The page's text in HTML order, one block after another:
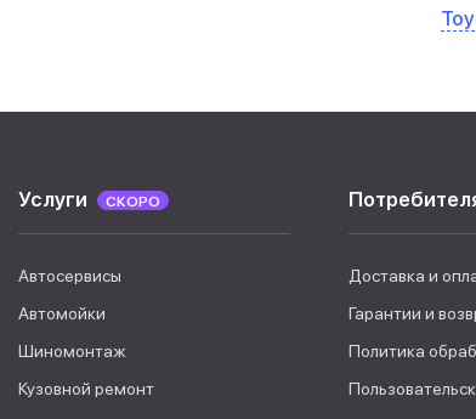
Услуги СКОРО
Автосервисы
Автомойки
Шиномонтаж
Кузовной ремонт
Доставка и
Гарантии и
Политика